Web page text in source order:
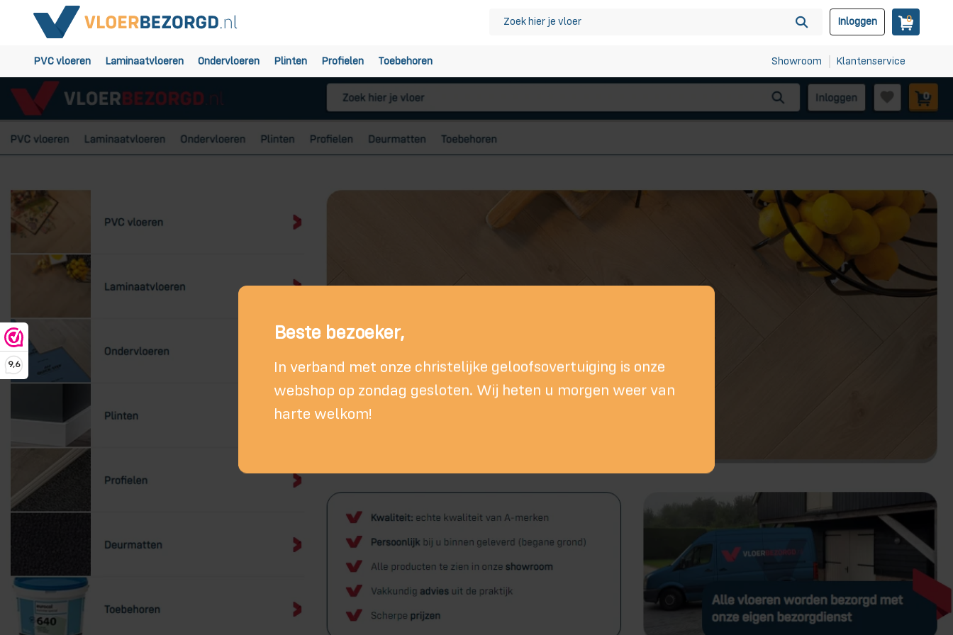
9,6
Inloggen 0
PVC vloeren Laminaatvloeren Ondervloeren Plinten Profielen Toebehoren Showroom Klantenservice
Beste bezoeker,
In verband met onze christelijke geloofsovertuiging is onze
webshop op zondag gesloten. Wij heten u morgen weer van
harte welkom!